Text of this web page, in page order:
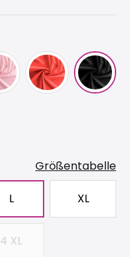
Größentabelle
L XL
4 XL
(Diese Option ist